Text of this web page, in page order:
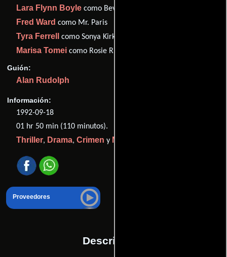
Lara Flynn Boyle como Beverly Franks
Fred Ward como Mr. Paris
Tyra Ferrell como Sonya Kirk
Marisa Tomei como Rosie Rivers
Guión:
Alan Rudolph
Información:
1992-09-18
01 hr 50 min (110 minutos).
Thriller, Drama, Crimen y Misterio
Proveedores
Descripción